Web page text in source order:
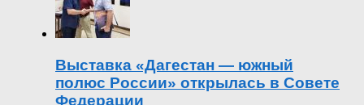
Выставка «Дагестан — южный
полюс России» открылась в Совете
Федерации